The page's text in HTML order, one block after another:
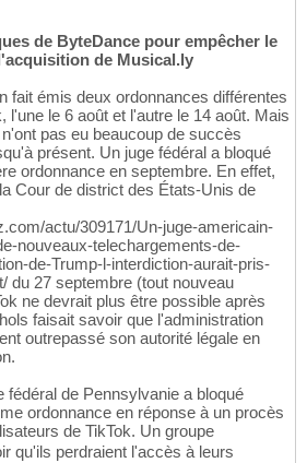
de ByteDance pour empêcher le
de Musical.ly
fait émis deux ordonnances différentes
l'une le 6 août et l'autre le 14 août. Mais
pas eu beaucoup de succès
présent. Un juge fédéral a bloqué
ordonnance en septembre. En effet,
Cour de district des États-Unis de
actu/309171/Un-juge-americain-
nouveaux-telechargements-de-
de-Trump-l-interdiction-aurait-pris-
du 27 septembre (tout nouveau
ne devrait plus être possible après
faisait savoir que l'administration
outrepassé son autorité légale en
fédéral de Pennsylvanie a bloqué
ordonnance en réponse à un procès
de TikTok. Un groupe
qu'ils perdraient l'accès à leurs